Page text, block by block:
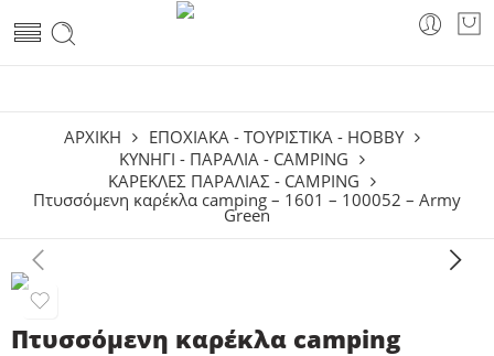
ΑΡΧΙΚΗ
ΕΠΟΧΙΑΚΑ - ΤΟΥΡΙΣΤΙΚΑ - HOBBY
ΚΥΝΉΓΙ - ΠΑΡΑΛΊΑ - CAMPING
ΚΑΡΈΚΛΕΣ ΠΑΡΑΛΊΑΣ - CAMPING
Πτυσσόμενη καρέκλα camping – 1601 – 100052 – Army
Green
Πτυσσόμενη καρέκλα camping